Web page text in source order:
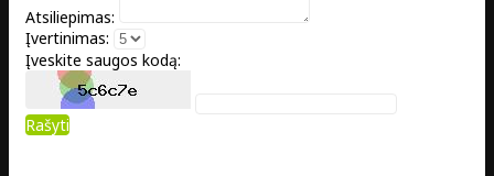
Atsiliepimas:
Įvertinimas:
Įveskite saugos kodą:
Rašyti